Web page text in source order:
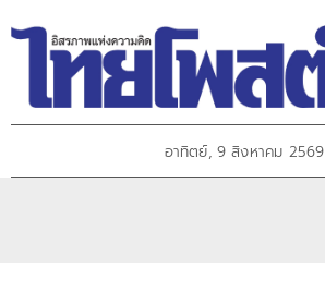
อาทิตย์, 9 สิงหาคม 2569